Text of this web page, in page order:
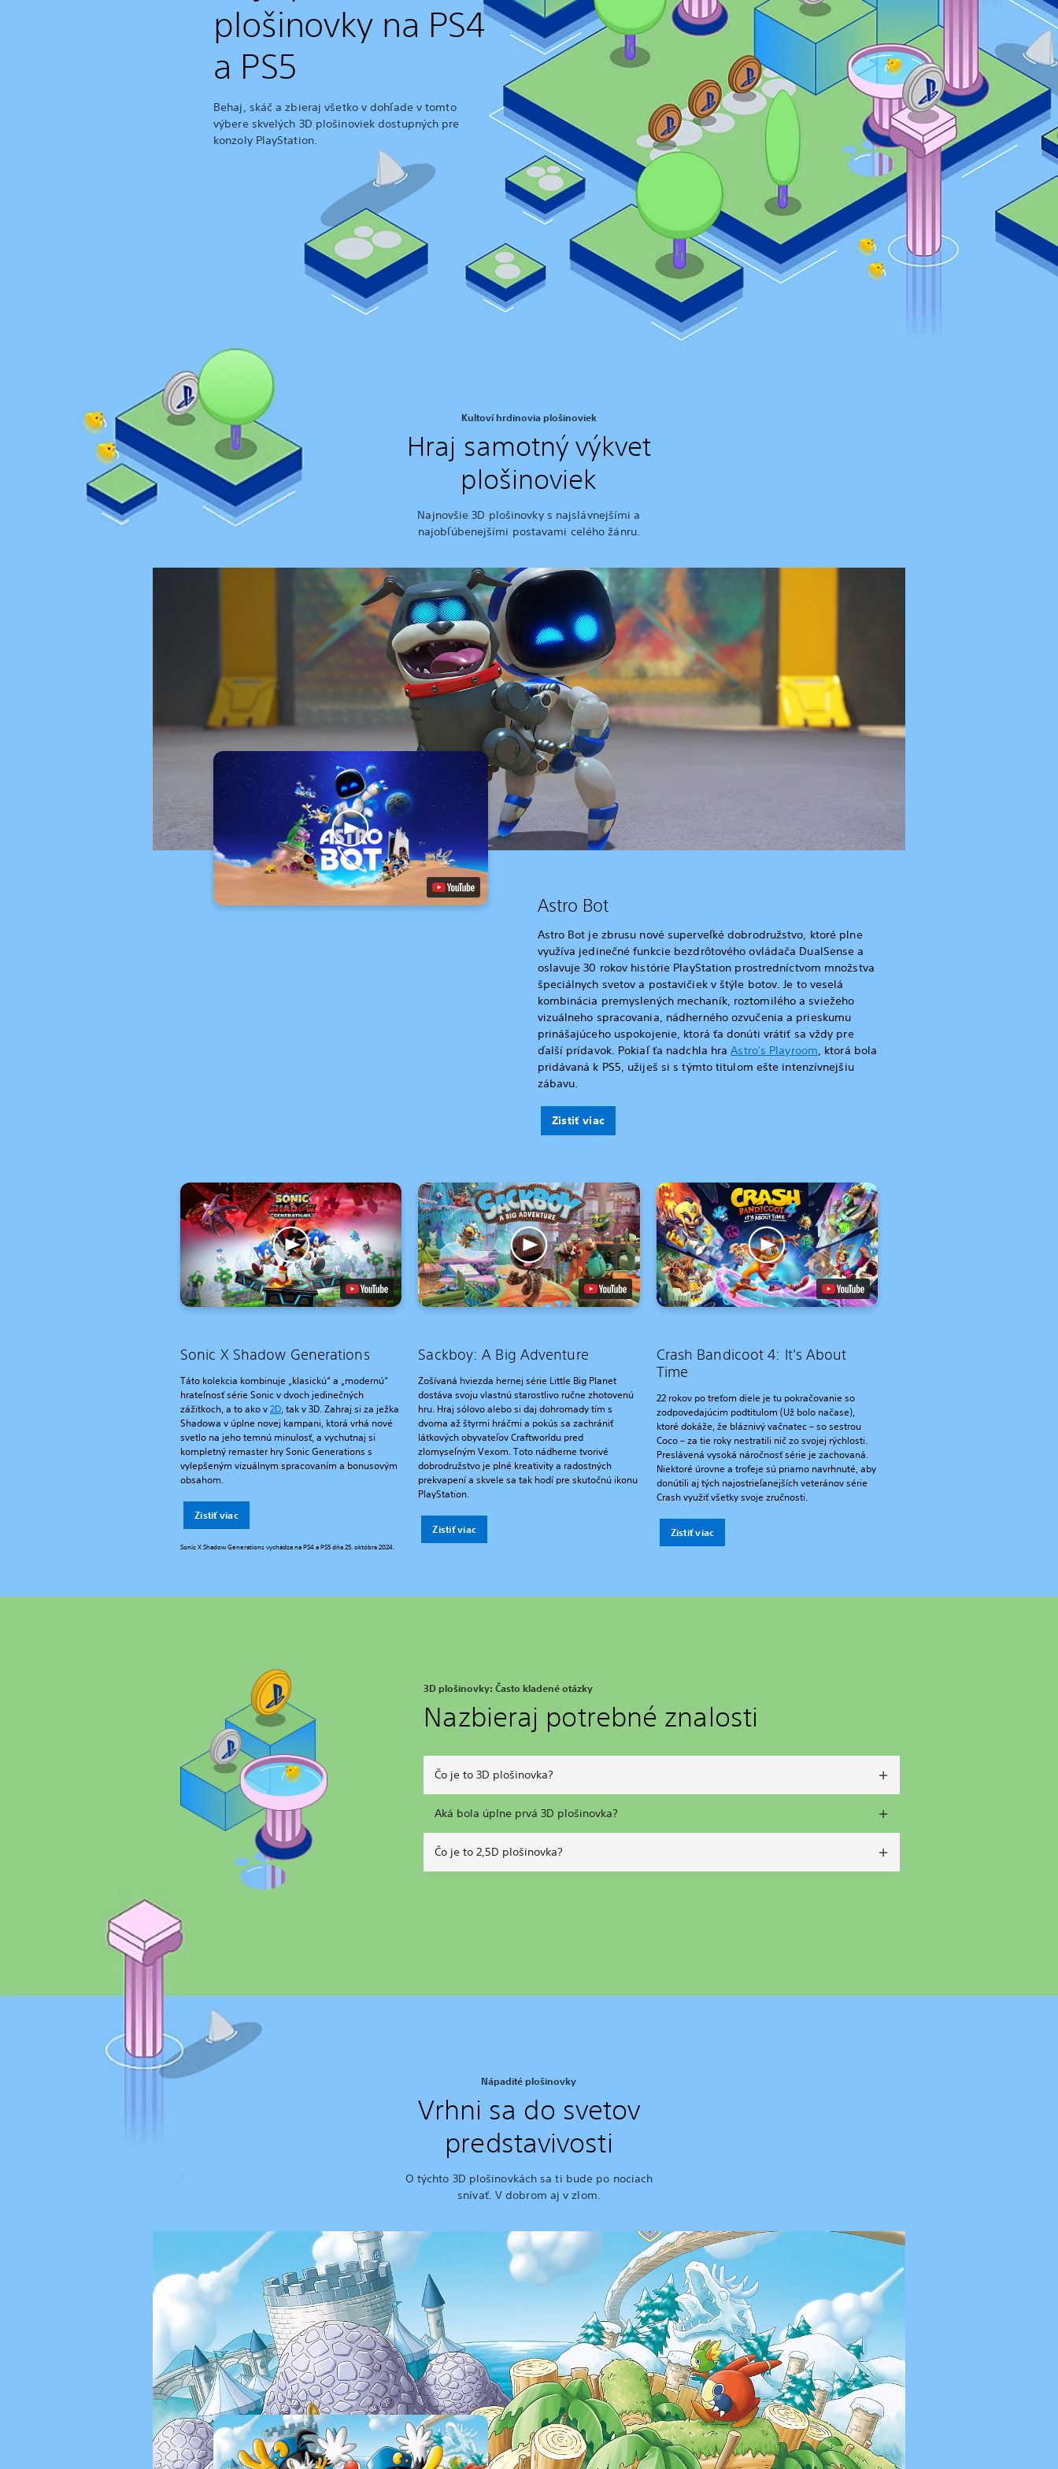
plošinovky na PS4
a PS5
Behaj, skáč a zbieraj všetko v dohľade v tomto
výbere skvelých 3D plošinoviek dostupných pre
konzoly PlayStation.
Kultoví hrdinovia plošinoviek
Hraj samotný výkvet
plošinoviek
Najnovšie 3D plošinovky s najslávnejšími a
najobľúbenejšími postavami celého žánru.
Astro Bot
Astro Bot je zbrusu nové superveľké dobrodružstvo, ktoré plne
využíva jedinečné funkcie bezdrôtového ovládača DualSense a
oslavuje 30 rokov histórie PlayStation prostredníctvom množstva
špeciálnych svetov a postavičiek v štýle botov. Je to veselá
kombinácia premyslených mechaník, roztomilého a sviežeho
vizuálneho spracovania, nádherného ozvučenia a prieskumu
prinášajúceho uspokojenie, ktorá ťa donúti vrátiť sa vždy pre
ďalší prídavok. Pokiaľ ťa nadchla hraAstro's Playroom, ktorá bola
pridávaná k PS5, užiješ si s týmto titulom ešte intenzívnejšiu
zábavu.
Zistiť viac
Sonic X Shadow Generations
Táto kolekcia kombinuje „klasickú“ a „modernú“
hrateľnosť série Sonic v dvoch jedinečných
zážitkoch, a to ako v2D, tak v 3D. Zahraj si za ježka
Shadowa v úplne novej kampani, ktorá vrhá nové
svetlo na jeho temnú minulosť, a vychutnaj si
kompletný remaster hry Sonic Generations s
vylepšeným vizuálnym spracovaním a bonusovým
obsahom.
Zistiť viac
Sonic X Shadow Generations vychádza na PS4 a PS5 dňa 25. októbra 2024.
Sackboy: A Big Adventure
Zošívaná hviezda hernej série Little Big Planet
dostáva svoju vlastnú starostlivo ručne zhotovenú
hru. Hraj sólovo alebo si daj dohromady tím s
dvoma až štyrmi hráčmi a pokús sa zachrániť
látkových obyvateľov Craftworldu pred
zlomyseľným Vexom. Toto nádherne tvorivé
dobrodružstvo je plné kreativity a radostných
prekvapení a skvele sa tak hodí pre skutočnú ikonu
PlayStation.
Zistiť viac
Crash Bandicoot 4: It's About
Time
22 rokov po treťom diele je tu pokračovanie so
zodpovedajúcim podtitulom (Už bolo načase),
ktoré dokáže, že bláznivý vačnatec – so sestrou
Coco – za tie roky nestratili nič zo svojej rýchlosti.
Preslávená vysoká náročnosť série je zachovaná.
Niektoré úrovne a trofeje sú priamo navrhnuté, aby
donútili aj tých najostrieľanejších veteránov série
Crash využiť všetky svoje zručnosti.
Zistiť viac
3D plošinovky: Často kladené otázky
Nazbieraj potrebné znalosti
Čo je to 3D plošinovka?
Aká bola úplne prvá 3D plošinovka?
Čo je to 2,5D plošinovka?
Nápadité plošinovky
Vrhni sa do svetov
predstavivosti
O týchto 3D plošinovkách sa ti bude po nociach
snívať. V dobrom aj v zlom.